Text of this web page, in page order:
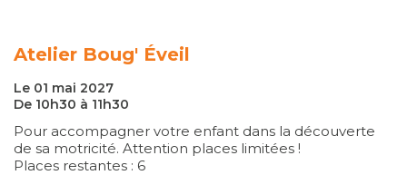
Atelier Boug' Éveil
Le 01 mai 2027
De 10h30 à 11h30
Pour accompagner votre enfant dans la découverte
de sa motricité. Attention places limitées !
Places restantes : 6